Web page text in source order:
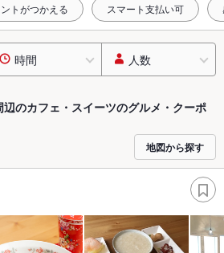
トがつかえる スマート支払い可
時間 人数
のカフェ・スイーツのグルメ・クーポ
地図から探す